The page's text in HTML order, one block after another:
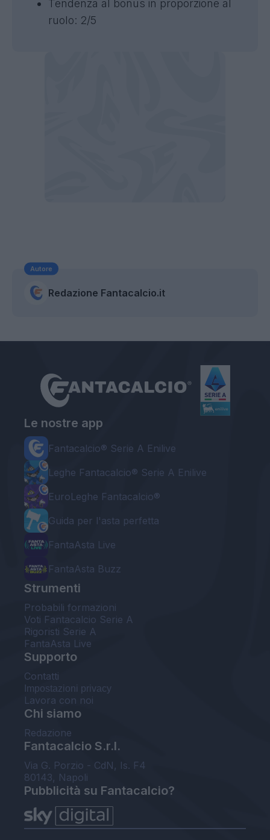
Tendenza al bonus in proporzione al
ruolo: 2/5
Autore
Redazione Fantacalcio.it
Le nostre app
Fantacalcio® Serie A Enilive
Leghe Fantacalcio® Serie A Enilive
EuroLeghe Fantacalcio®
Guida per l'asta perfetta
FantaAsta Live
FantaAsta Buzz
Strumenti
Probabili formazioni
Voti Fantacalcio Serie A
Rigoristi Serie A
FantaAsta Live
Supporto
Contatti
Impostazioni privacy
Lavora con noi
Chi siamo
Redazione
Fantacalcio S.r.l.
Via G. Porzio - CdN, Is. F4
80143, Napoli
Pubblicità su Fantacalcio?